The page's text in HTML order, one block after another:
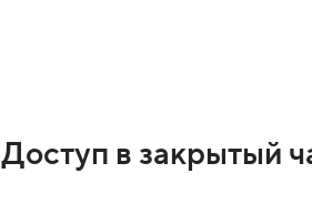
Доступ в закрытый